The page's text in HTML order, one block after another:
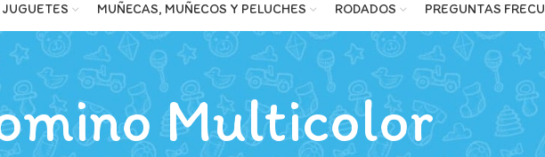
MUÑECAS, MUÑECOS Y PELUCHES RODADOS PREGUNTAS
Multicolor